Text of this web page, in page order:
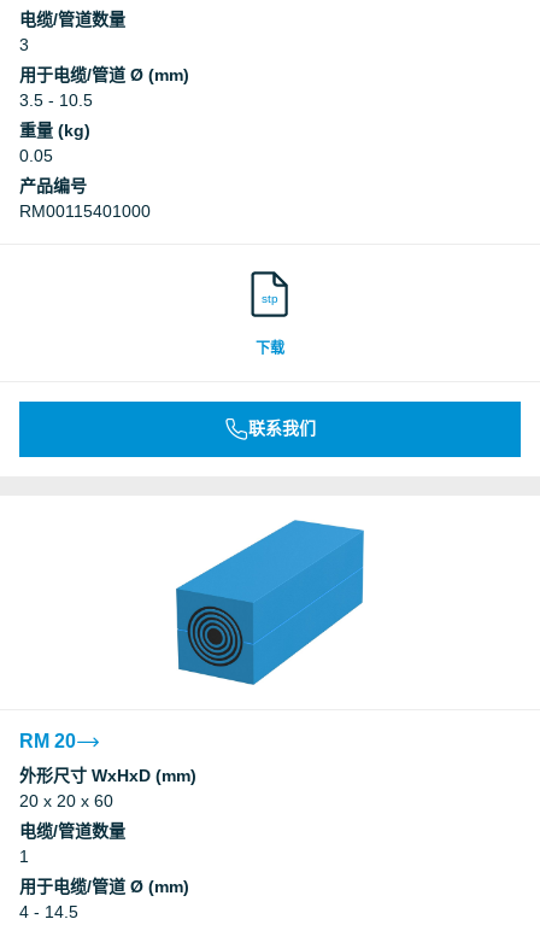
电缆/管道数量
3
用于电缆/管道 Ø (mm)
3.5 - 10.5
重量 (kg)
0.05
产品编号
RM00115401000
stp
下载
联系我们
RM 20
外形尺寸 WxHxD (mm)
20 x 20 x 60
电缆/管道数量
1
用于电缆/管道 Ø (mm)
4 - 14.5